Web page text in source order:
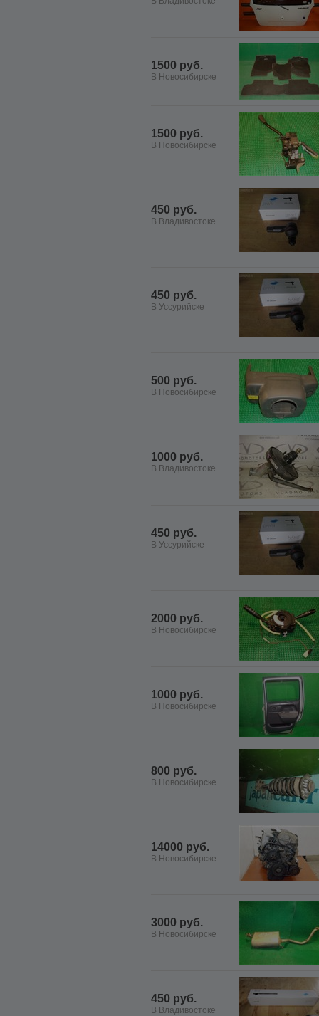
1500 руб.
В Новосибирске
1500 руб.
В Новосибирске
450 руб.
В Владивостоке
450 руб.
В Уссурийске
500 руб.
В Новосибирске
1000 руб.
В Владивостоке
450 руб.
В Уссурийске
2000 руб.
В Новосибирске
1000 руб.
В Новосибирске
800 руб.
В Новосибирске
14000 руб.
В Новосибирске
3000 руб.
В Новосибирске
450 руб.
В Владивостоке